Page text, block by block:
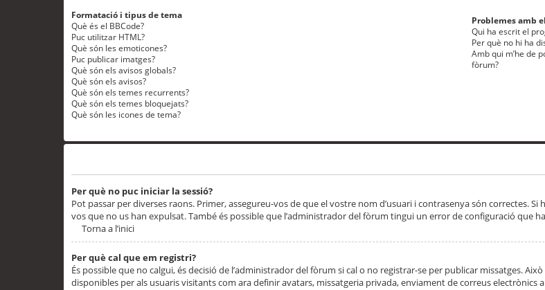
Formatació i tipus de tema
Què és el BBCode?
Puc utilitzar HTML?
Què són les emoticones?
Puc publicar imatges?
Què són els avisos globals?
Què són els avisos?
Què són els temes recurrents?
Què són els temes bloquejats?
Què són les icones de tema?
Problemes amb
Qui ha escrit el
Per què no hi ha
Amb qui m’he de
fòrum?
Per què no puc iniciar la sessió?
Pot passar per diverses raons. Primer, assegureu-vos de que el vostre nom d’usuari i contrasenya són correctes.
vos que no us han expulsat. També és possible que l’administrador del fòrum tingui un error de configuració que
Torna a l’inici
Per què cal que em registri?
És possible que no calgui, és decisió de l’administrador del fòrum si cal o no registrar-se per publicar missatges.
disponibles per als usuaris visitants com ara definir avatars, missatgeria privada, enviament de correus electrònics